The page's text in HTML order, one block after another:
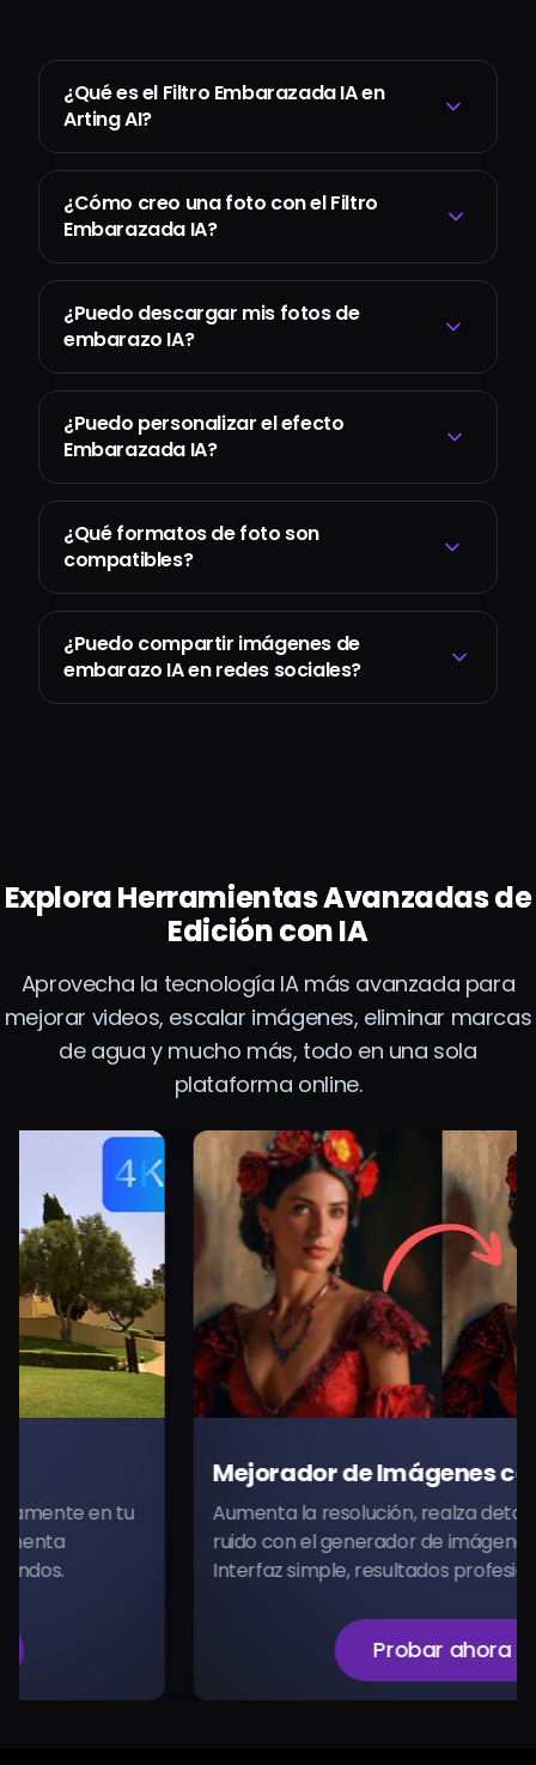
¿Qué es el Filtro Embarazada IA en
Arting AI?
¿Cómo creo una foto con el Filtro
Embarazada IA?
¿Puedo descargar mis fotos de
embarazo IA?
¿Puedo personalizar el efecto
Embarazada IA?
¿Qué formatos de foto son
compatibles?
¿Puedo compartir imágenes de
embarazo IA en redes sociales?
Explora Herramientas Avanzadas de
Edición con IA
Aprovecha la tecnología IA más avanzada para
mejorar videos, escalar imágenes, eliminar marcas
de agua y mucho más, todo en una sola
plataforma online.
Mejorador de Imágenes con IA
Aumenta la resolución, realza detalles y reduce
ruido con el generador de imágenes IA gratis.
Interfaz simple, resultados profesionales.
Probar ahora